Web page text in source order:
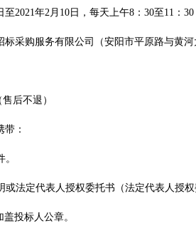
至2021年2月 10 日， 每天上午8：30至11：
标采购服务有限公司 （安阳市平原路与黄
后不退）
：
。
或法定代表人授权委托书（法定代表人授
盖投标人公章。